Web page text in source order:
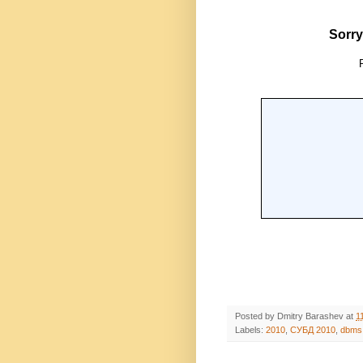
Posted by Dmitry Barashev at
Labels: 2010 СУБД 2010 dbms